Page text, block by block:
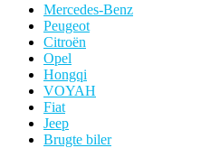
Mercedes-Benz
Peugeot
Citroën
Opel
Hongqi
VOYAH
Fiat
Jeep
Brugte biler